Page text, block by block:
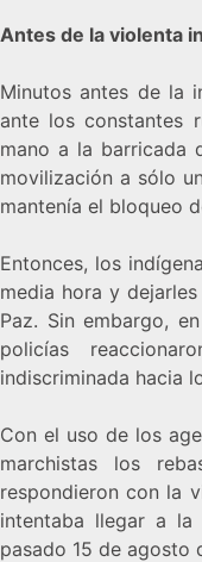
Antes de la violenta
Minutos antes de la
ante los constantes
mano a la barricada
movilización a sólo
mantenía el bloqueo
Entonces, los
media hora y
Paz. Sin embargo,
policías
indiscriminada hacia
Con el uso de los
marchistas los
respondieron con la
intentaba llegar a
pasado 15 de agosto